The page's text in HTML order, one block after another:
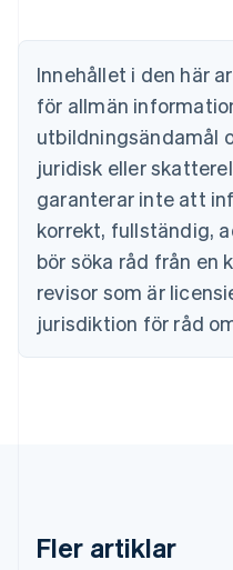
Innehållet i den här
för allmän
utbildningsändamål
juridisk eller
garanterar inte att
korrekt, fullständig,
bör söka råd från en
revisor som är
jurisdiktion för råd
Fler artiklar
English
Danmark
English
Estland
English
简体中文English
Finland
English Svenska
Frankrike
FrançaisEnglish
Förenade
Gibraltar
Irland